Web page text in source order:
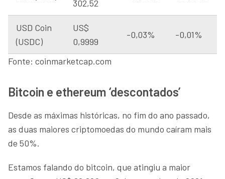
302,52
USD Coin
(USDC)
US$
0,9999
-0,03% -0,01%
Fonte: coinmarketcap.com
Bitcoin e ethereum ‘descontados’
Desde as máximas históricas, no fim do ano passado,
as duas maiores criptomoedas do mundo caíram mais
de 50%.
Estamos falando do bitcoin, que atingiu a maior